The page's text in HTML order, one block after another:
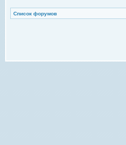
Список форумов